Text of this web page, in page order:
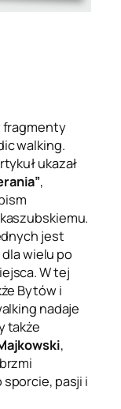
fragmenty
walking.
ukazał
,
jest
wielu po
W tej
Bytów i
nadaje
także
,
pasji i